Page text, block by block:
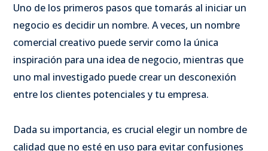
Uno de los primeros pasos que tomarás al iniciar un
negocio es decidir un nombre. A veces, un nombre
comercial creativo puede servir como la única
inspiración para una idea de negocio, mientras que
uno mal investigado puede crear un desconexión
entre los clientes potenciales y tu empresa.
Dada su importancia, es crucial elegir un nombre de
calidad que no esté en uso para evitar confusiones